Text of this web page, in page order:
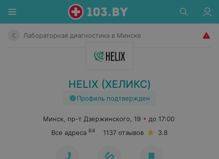
Лабораторная диагностика в Минске
HELIX (ХЕЛИКС)
Профиль подтвержден
Минск, пр-т Дзержинского, 19
до 17:00
Все адреса 64 1137 отзывов 3.8